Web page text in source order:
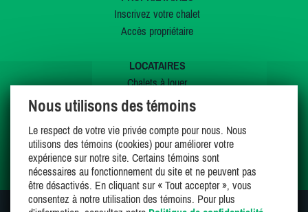
Inscrivez votre chalet
Accès propriétaire
LOCATAIRES
Chalets à louer
Chalets à vendre
Offres spéciales
Mes favoris
Nous utilisons des témoins
Le respect de votre vie privée compte pour nous. Nous
utilisons des témoins (cookies) pour améliorer votre
expérience sur notre site. Certains témoins sont
nécessaires au fonctionnement du site et ne peuvent pas
être désactivés. En cliquant sur « Tout accepter », vous
consentez à notre utilisation des témoins. Pour plus